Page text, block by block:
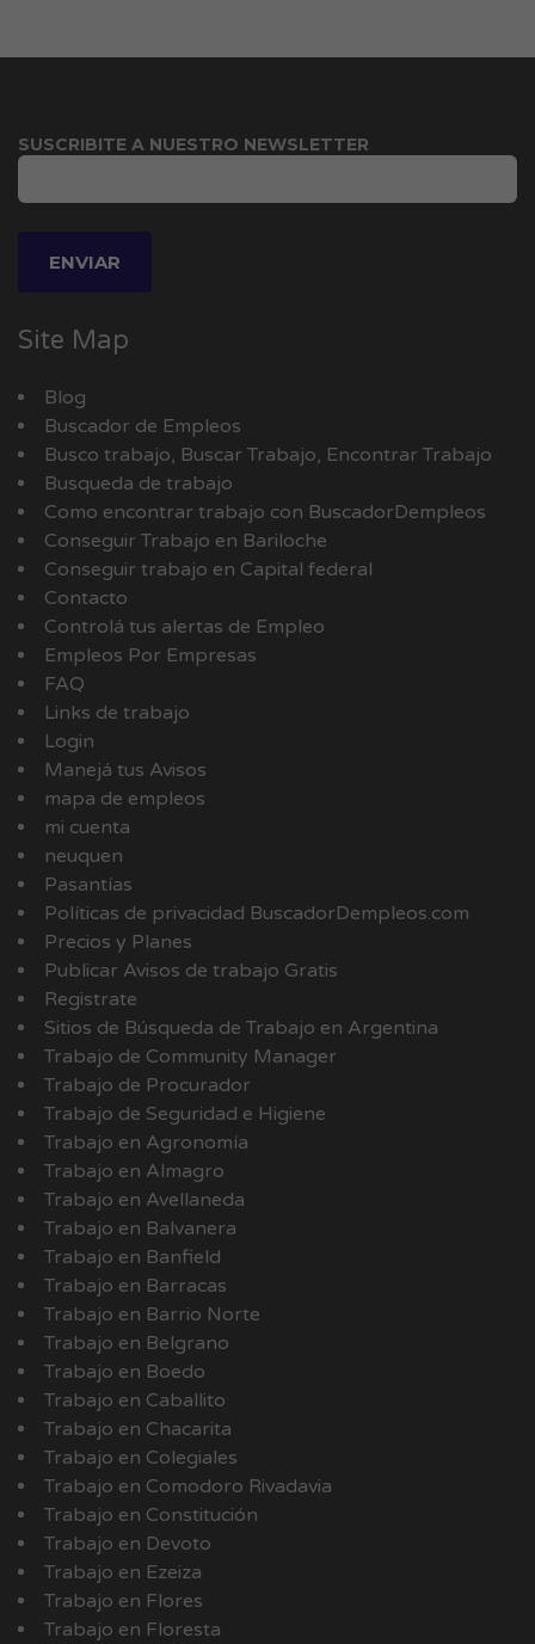
SUSCRIBITE A NUESTRO NEWSLETTER
Site Map
Blog
Buscador de Empleos
Busco trabajo, Buscar Trabajo, Encontrar Trabajo
Busqueda de trabajo
Como encontrar trabajo con BuscadorDempleos
Conseguir Trabajo en Bariloche
Conseguir trabajo en Capital federal
Contacto
Controlá tus alertas de Empleo
Empleos Por Empresas
FAQ
Links de trabajo
Login
Manejá tus Avisos
mapa de empleos
mi cuenta
neuquen
Pasantías
Políticas de privacidad BuscadorDempleos.com
Precios y Planes
Publicar Avisos de trabajo Gratis
Registrate
Sitios de Búsqueda de Trabajo en Argentina
Trabajo de Community Manager
Trabajo de Procurador
Trabajo de Seguridad e Higiene
Trabajo en Agronomía
Trabajo en Almagro
Trabajo en Avellaneda
Trabajo en Balvanera
Trabajo en Banfield
Trabajo en Barracas
Trabajo en Barrio Norte
Trabajo en Belgrano
Trabajo en Boedo
Trabajo en Caballito
Trabajo en Chacarita
Trabajo en Colegiales
Trabajo en Comodoro Rivadavia
Trabajo en Constitución
Trabajo en Devoto
Trabajo en Ezeiza
Trabajo en Flores
Trabajo en Floresta